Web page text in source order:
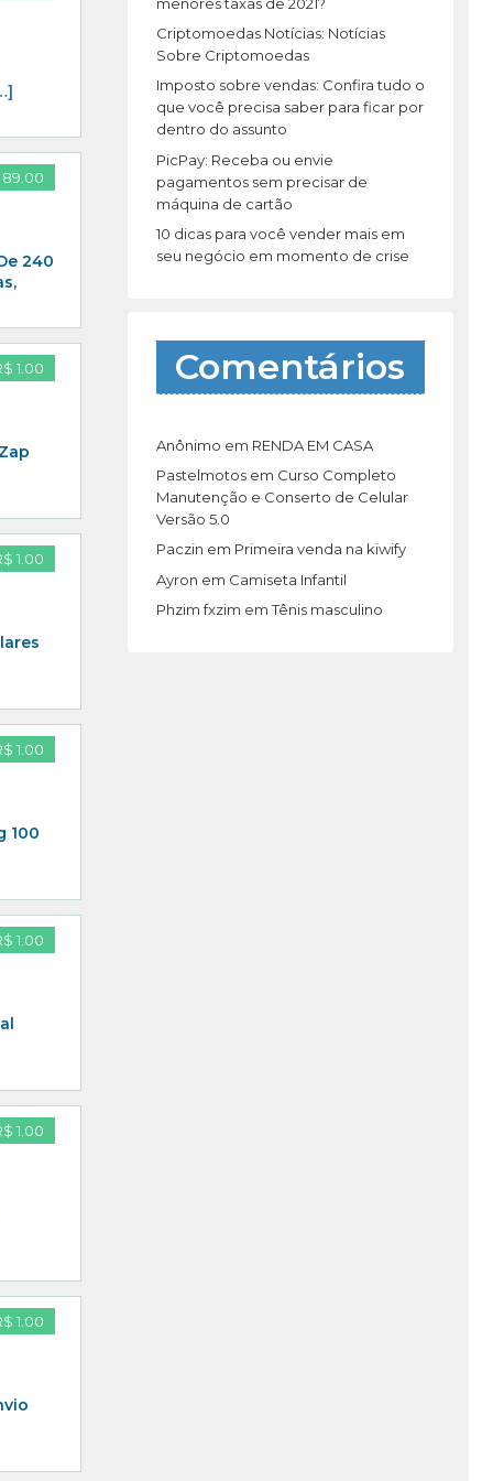
89.00
240
1.00
1.00
1.00
100
1.00
1.00
1.00
:
Criptomoedas Notícias: Notícias
Sobre Criptomoedas
Imposto sobre vendas: Confira tudo o
que você precisa saber para ficar por
dentro do assunto
PicPay: Receba ou envie
pagamentos sem precisar de
máquina de cartão
10 dicas para você vender mais em
seu negócio em momento de crise
Comentários
Anônimo em RENDA EM CASA
Pastelmotosem Curso Completo
Manutenção e Conserto de Celular
Versão 5.0
Paczin em Primeira venda na kiwify
Ayron em Camiseta Infantil
Phzim fxzim emTênis masculino